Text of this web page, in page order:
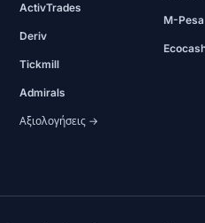
ActivTrades
Deriv
Tickmill
Admirals
Αξιολογήσεις →
M-Pesa